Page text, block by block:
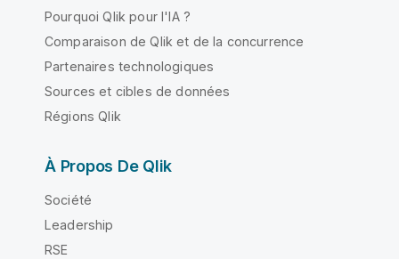
Pourquoi Qlik pour l'IA ?
Comparaison de Qlik et de la concurrence
Partenaires technologiques
Sources et cibles de données
Régions Qlik
À Propos De Qlik
Société
Leadership
RSE